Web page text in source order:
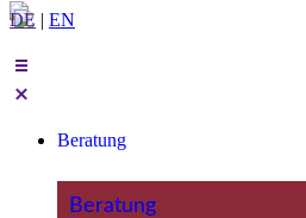
DE | EN
Beratung
Beratung